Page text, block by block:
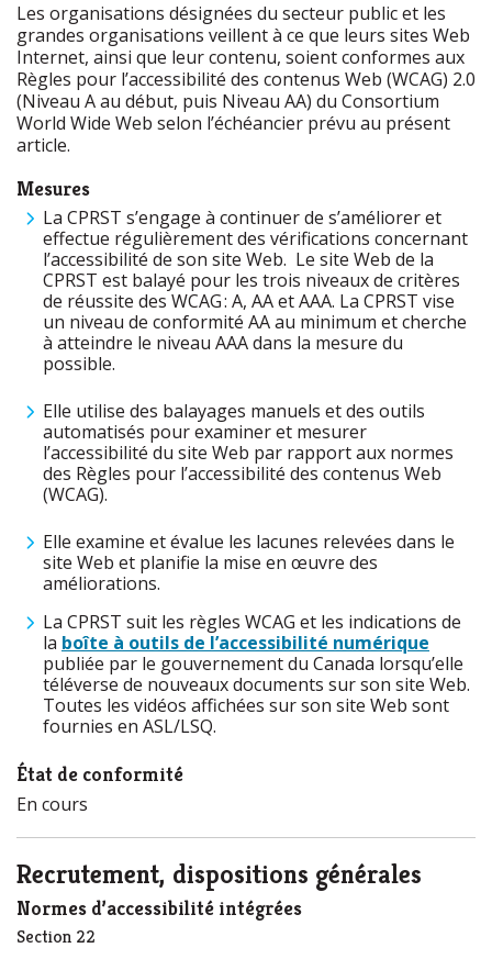
Les organisations désignées du secteur public et les
grandes organisations veillent à ce que leurs sites Web
Internet, ainsi que leur contenu, soient conformes aux
Règles pour l’accessibilité des contenus Web (WCAG) 2.0
(Niveau A au début, puis Niveau AA) du Consortium
World Wide Web selon l’échéancier prévu au présent
article.
Mesures
La CPRST s’engage à continuer de s’améliorer et
effectue régulièrement des vérifications concernant
l’accessibilité de son site Web. Le site Web de la
CPRST est balayé pour les trois niveaux de critères
de réussite des WCAG : A, AA et AAA. La CPRST vise
un niveau de conformité AA au minimum et cherche
à atteindre le niveau AAA dans la mesure du
possible.
Elle utilise des balayages manuels et des outils
automatisés pour examiner et mesurer
l’accessibilité du site Web par rapport aux normes
des Règles pour l’accessibilité des contenus Web
(WCAG).
Elle examine et évalue les lacunes relevées dans le
site Web et planifie la mise en œuvre des
améliorations.
La CPRST suit les règles WCAG et les indications de
la boîte à outils de l’accessibilité numérique
publiée par le gouvernement du Canada lorsqu’elle
téléverse de nouveaux documents sur son site Web.
Toutes les vidéos affichées sur son site Web sont
fournies en ASL/LSQ.
État de conformité
En cours
Recrutement, dispositions générales
Normes d’accessibilité intégrées
Section 22